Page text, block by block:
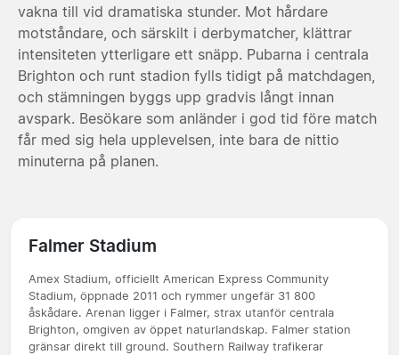
vakna till vid dramatiska stunder. Mot hårdare
motståndare, och särskilt i derbymatcher, klättrar
intensiteten ytterligare ett snäpp. Pubarna i centrala
Brighton och runt stadion fylls tidigt på matchdagen,
och stämningen byggs upp gradvis långt innan
avspark. Besökare som anländer i god tid före match
får med sig hela upplevelsen, inte bara de nittio
minuterna på planen.
Falmer Stadium
Amex Stadium, officiellt American Express Community
Stadium, öppnade 2011 och rymmer ungefär 31 800
åskådare. Arenan ligger i Falmer, strax utanför centrala
Brighton, omgiven av öppet naturlandskap. Falmer station
gränsar direkt till ground. Southern Railway trafikerar